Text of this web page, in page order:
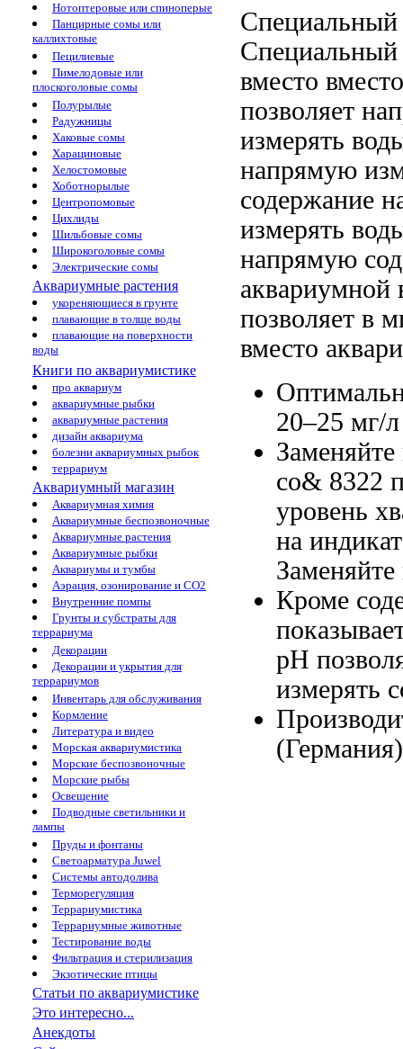
Нотоптеровые или спиноперые
Панцирные сомы или
каллихтовые
Пецилиевые
Пимелодовые или
плоскоголовые сомы
Полурылые
Радужницы
Хаковые сомы
Харациновые
Хелостомовые
Хоботнорылые
Центропомовые
Цихлиды
Шильбовые сомы
Широкоголовые сомы
Электрические сомы
Аквариумные растения
укореняющиеся в грунте
плавающие в толще воды
плавающие на поверхности
воды
Книги по аквариумистике
про аквариум
аквариумные рыбки
аквариумные растения
дизайн аквариума
болезни аквариумных рыбок
террариум
Аквариумный магазин
Аквариумная химия
Аквариумные беспозвоночные
Аквариумные растения
Аквариумные рыбки
Аквариумы и тумбы
Аэрация, озонирование и CO2
Внутренние помпы
Грунты и субстраты для
террариума
Декорации
Декорации и укрытия для
террариумов
Инвентарь для обслуживания
Кормление
Литература и видео
Морская аквариумистика
Морские беспозвоночные
Морские рыбы
Освещение
Подводные светильники и
лампы
Пруды и фонтаны
Светоарматура Juwel
Системы автодолива
Терморегуляция
Террариумистика
Террариумные животные
Тестирование воды
Фильтрация и стерилизация
Экзотические птицы
Статьи по аквариумистике
Это интересно...
Анекдоты
Специальный
Специальный
вместо
позволяет
измерять
напрямую
содержание
измерять
напрямую
аквариумной
позволяет в
вместо
20–25 мг/
co& 8322
уровень
на
Кроме
pH
измерять